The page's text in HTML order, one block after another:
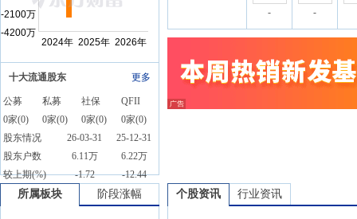
十大流通股东 更多
公募 私募 社保
QFII
0家(0) 0家(0) 0家(0) 0家(0)
股东情况
26-03-31
25-12-31
股东户数
6.11万
6.22万
较上期(%)
-1.72 -12.44
-
-
所属板块 阶段涨幅 个股资讯 行业资讯